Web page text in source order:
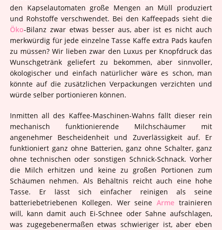
den Kapselautomaten große Mengen an Müll produziert
und Rohstoffe verschwendet. Bei den Kaffeepads sieht die
Öko-Bilanz zwar etwas besser aus, aber ist es nicht auch
merkwürdig für jede einzelne Tasse Kaffe extra Pads kaufen
zu müssen? Wir lieben zwar den Luxus per Knopfdruck das
Wunschgetränk geliefert zu bekommen, aber sinnvoller,
ökologischer und einfach natürlicher wäre es schon, man
könnte auf die zusätzlichen Verpackungen verzichten und
würde selber portionieren können.
Inmitten all des Kaffee-Maschinen-Wahns fällt dieser rein
mechanisch funktionierende Milchschäumer mit
angenehmer Bescheidenheit und Zuverlässigkeit auf. Er
funktioniert ganz ohne Batterien, ganz ohne Schalter, ganz
ohne technischen oder sonstigen Schnick-Schnack. Vorher
die Milch erhitzen und keine zu großen Portionen zum
Schäumen nehmen. Als Behältnis reicht auch eine hohe
Tasse. Er lässt sich einfacher reinigen als seine
batteriebetriebenen Kollegen. Wer seineArme trainieren
will, kann damit auch Ei-Schnee oder Sahne aufschlagen,
was zugegebenermaßen etwas schwieriger ist, aber eben